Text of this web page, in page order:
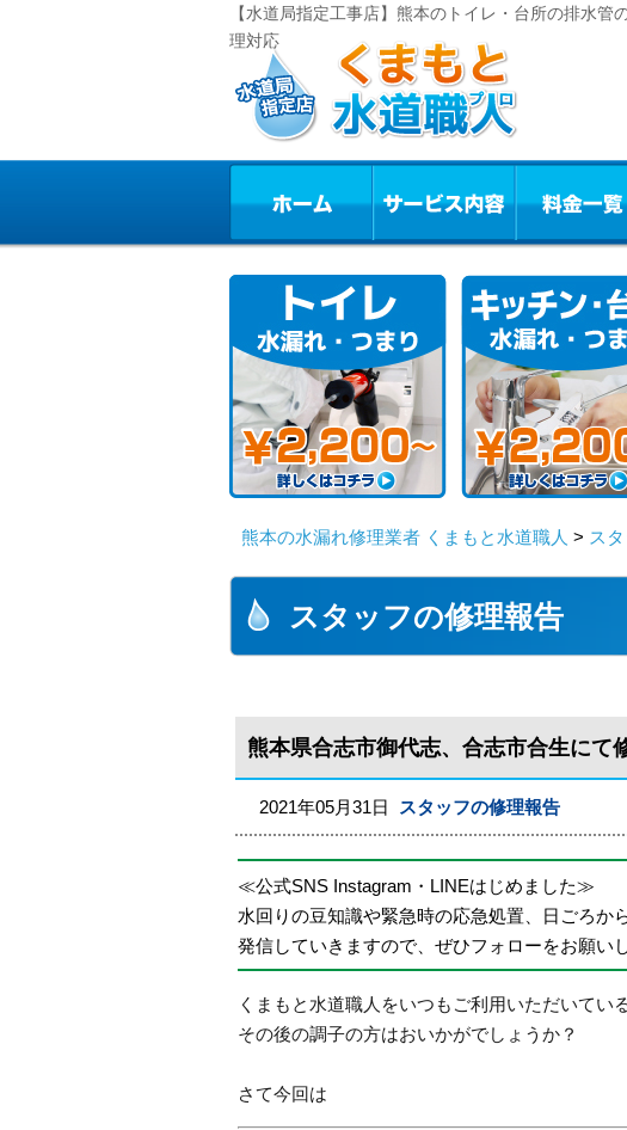
【水道局指定工事店】熊本のトイレ・台所の排水
理対応
熊本の水漏れ修理業者 くまもと水道職人 > ス
スタッフの修理報告
熊本県合志市御代志、合志市合生にて
2021年05月31日 スタッフの修理報告
≪公式SNS Instagram・LINEはじめました≫
水回りの豆知識や緊急時の応急処置、日ごろか
発信していきますので、ぜひフォローをお願い
くまもと水道職人をいつもご利用いただいてい
その後の調子の方はおいかがでしょうか？
さて今回は